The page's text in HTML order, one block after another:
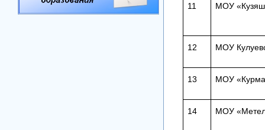
11 МОУ
12 МОУ
13 МОУ
14 МОУ